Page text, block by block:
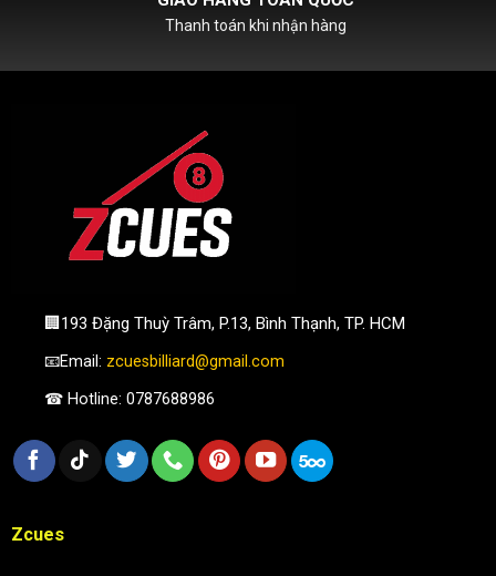
🏢193 Đặng Thuỳ Trâm, P.13, Bình Thạnh, TP. HCM
📧Email: zcuesbilliard@gmail.com
☎ Hotline: 0787688986
Zcues